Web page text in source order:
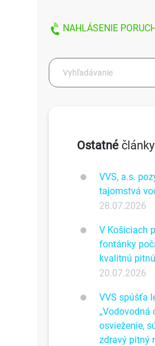
NAHLÁSENIE
Ostatné články
VVS, a.s.
tajomstvá
28.07.2026
V Košiciach
fontánky
kvalitnú
20.07.2026
VVS spúšťa
„Vodovodná
osvieženie,
zdravý pitný